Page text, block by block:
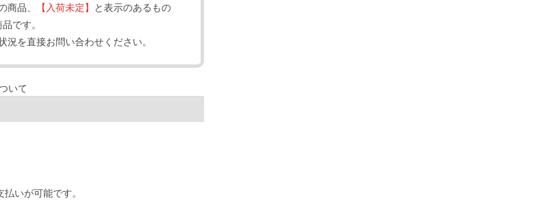
商品、 【入荷未定】
と表示のあるもの
です。
を直接お問い合わせください。
いが可能です。